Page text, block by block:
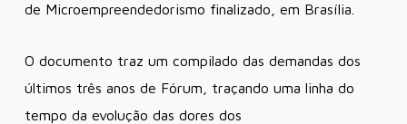
de Microempreendedorismo finalizado, em Brasília.
O documento traz um compilado das demandas dos
últimos três anos de Fórum, traçando uma linha do
tempo da evolução das dores dos